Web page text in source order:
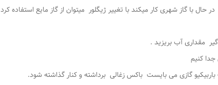
با گاز شهری کار میکند با تغییر ژیگلور میتوان از گاز مایع استفاده کرد
مقداری آب بریزید .
کنیم
‌گازی می بایست باکس زغالی برداشته و کنار گذاشته شود.